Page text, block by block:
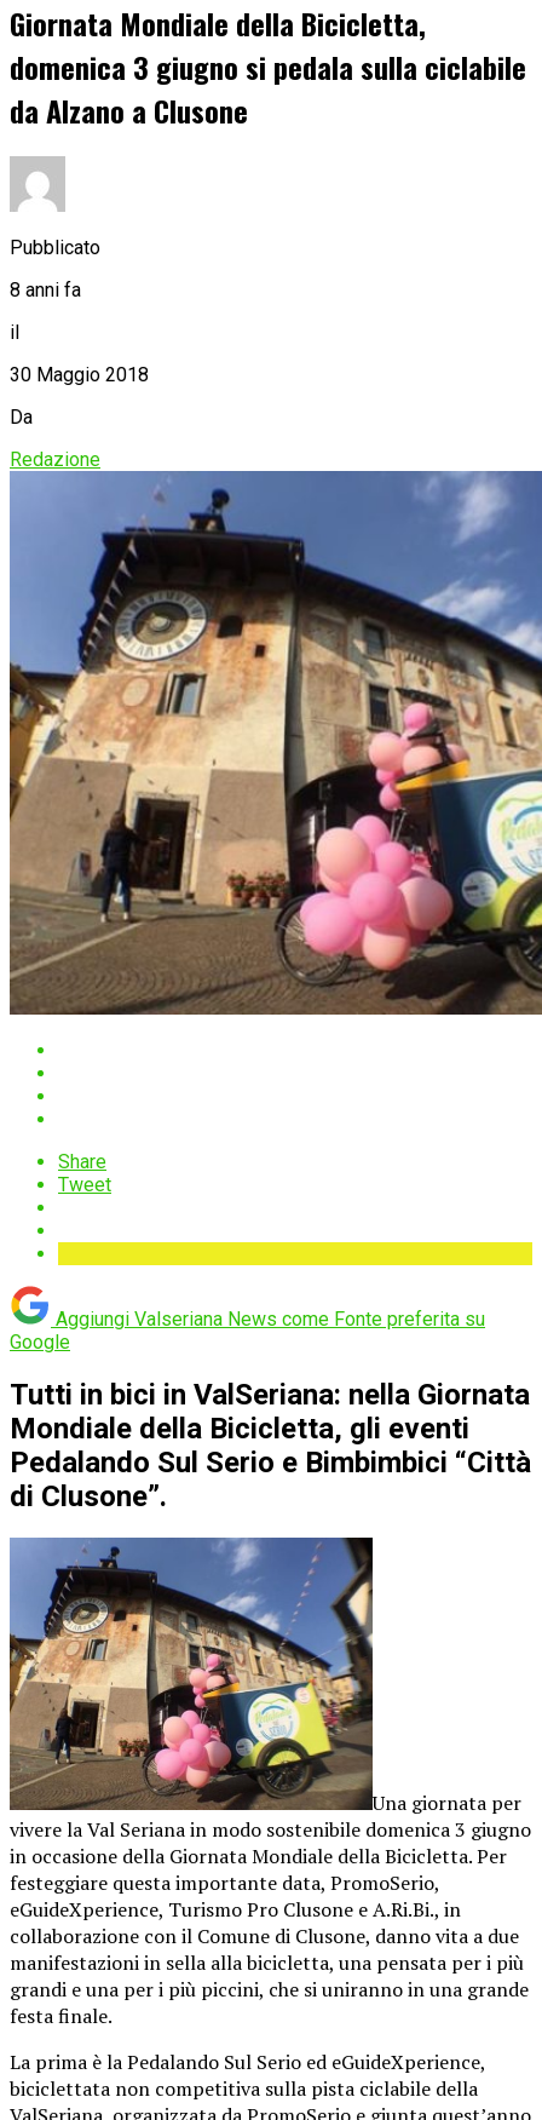
Giornata Mondiale della Bicicletta,
domenica 3 giugno si pedala sulla ciclabile
da Alzano a Clusone
Pubblicato
8 anni fa
il
30 Maggio 2018
Da
Redazione
Share
Tweet
Aggiungi Valseriana News come Fonte preferita su
Google
Tutti in bici in ValSeriana: nella Giornata
Mondiale della Bicicletta, gli eventi
Pedalando Sul Serio e Bimbimbici “Città
di Clusone”.
Una giornata per
vivere la Val Seriana in modo sostenibile domenica 3 giugno
in occasione della Giornata Mondiale della Bicicletta. Per
festeggiare questa importante data, PromoSerio,
eGuideXperience, Turismo Pro Clusone e A.Ri.Bi., in
collaborazione con il Comune di Clusone, danno vita a due
manifestazioni in sella alla bicicletta, una pensata per i più
grandi e una per i più piccini, che si uniranno in una grande
festa finale.
La prima è la Pedalando Sul Serio ed eGuideXperience,
biciclettata non competitiva sulla pista ciclabile della